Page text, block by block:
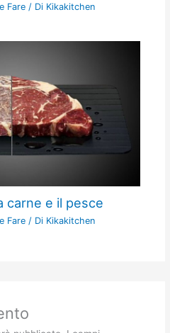
Fare/ Di Kikakitchen
carne e il pesce
Fare/ Di Kikakitchen